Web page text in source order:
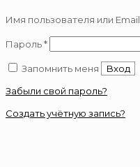
Имя пользователя или Email
Пароль*Обязательно
Запомнить меня
Вход
Забыли свой пароль?
Создать учётную запись?